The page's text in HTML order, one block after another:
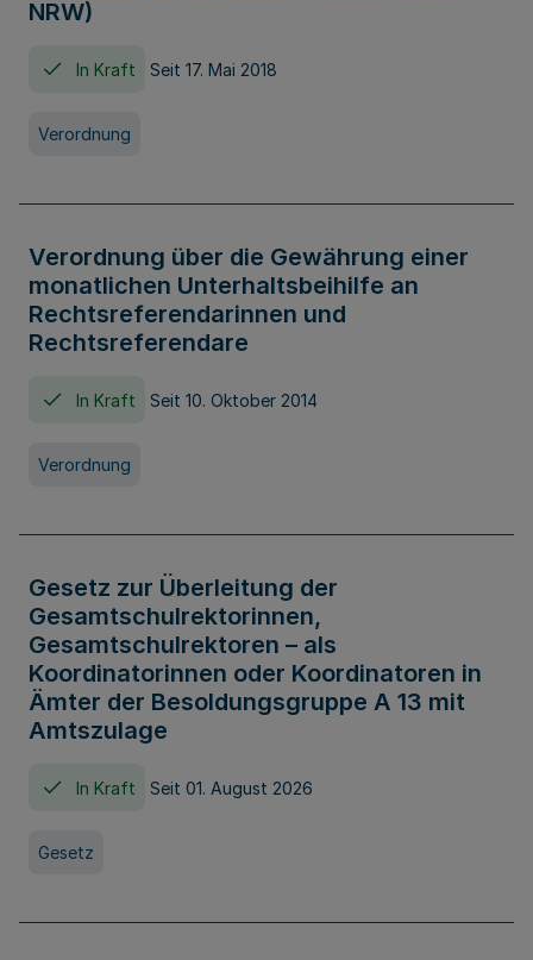
NRW)
In Kraft Seit 17. Mai 2018
Verordnung
Verordnung über die Gewährung einer
monatlichen Unterhaltsbeihilfe an
Rechtsreferendarinnen und
Rechtsreferendare
In Kraft Seit 10. Oktober 2014
Verordnung
Gesetz zur Überleitung der
Gesamtschulrektorinnen,
Gesamtschulrektoren – als
Koordinatorinnen oder Koordinatoren in
Ämter der Besoldungsgruppe A 13 mit
Amtszulage
In Kraft Seit 01. August 2026
Gesetz